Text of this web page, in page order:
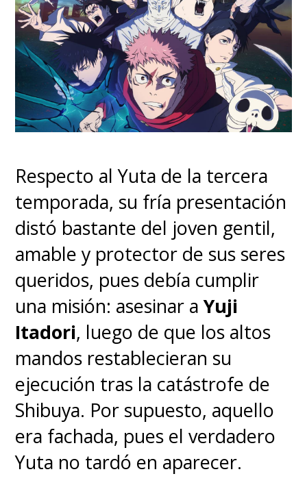
- Mejor Interpretación de Voz
(España)
Okkotsu, JUJUTSU KAISEN 0
Nominados:
Alejandro Albaiceta, Gohan,
Dragon Ball Super: SUPER HERO
Jaime Pérez de Sevilla, Yuta
Okkotsu, JUJUTSU KAISEN 0
Lourdes Fabrés, Jolyne, JoJo's
Bizarre Adventure Stone Ocean
Respecto al Yuta de la tercera
temporada, su fría presentación
distó bastante del joven gentil,
amable y protector de sus seres
queridos, pues debía cumplir
una misión: asesinar aYuji
Itadori, luego de que los altos
mandos restablecieran su
ejecución tras la catástrofe de
Shibuya. Por supuesto, aquello
era fachada, pues el verdadero
Yuta no tardó en aparecer.